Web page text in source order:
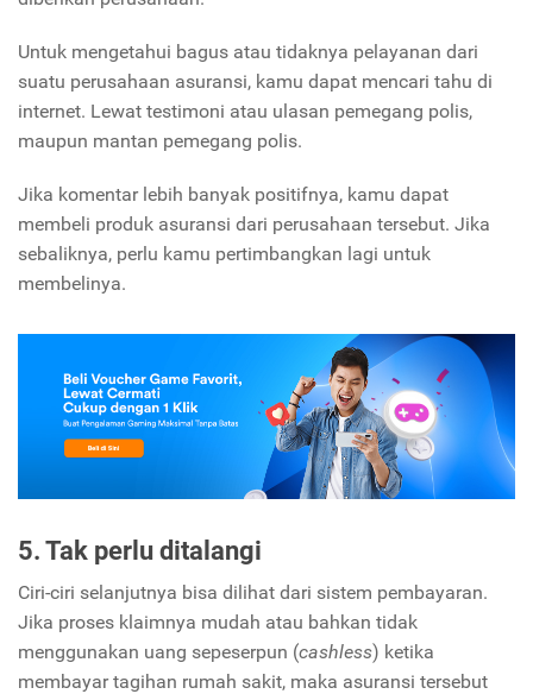
Untuk mengetahui bagus atau tidaknya pelayanan dari
suatu perusahaan asuransi, kamu dapat mencari tahu di
internet. Lewat testimoni atau ulasan pemegang polis,
maupun mantan pemegang polis.
Jika komentar lebih banyak positifnya, kamu dapat
membeli produk asuransi dari perusahaan tersebut. Jika
sebaliknya, perlu kamu pertimbangkan lagi untuk
membelinya.
5. Tak perlu ditalangi
Ciri-ciri selanjutnya bisa dilihat dari sistem pembayaran.
Jika proses klaimnya mudah atau bahkan tidak
menggunakan uang sepeserpun (cashless) ketika
membayar tagihan rumah sakit, maka asuransi tersebut